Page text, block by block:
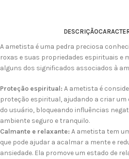
DESCRIÇÃO
A ametista é uma pedra preciosa
roxas e suas propriedades espirituais e
alguns dos significados associados à
Proteção espiritual: A ametista é
proteção espiritual, ajudando a criar um
do usuário, bloqueando influências
ambiente seguro e tranquilo.
Calmante e relaxante: A ametista tem
que pode ajudar a acalmar a mente e
ansiedade. Ela promove um estado de